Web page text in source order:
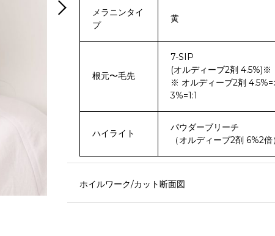
メラニンタイ
プ
黄
根元〜毛先
7-SIP
(オルディーブ2剤 4.5%)※
※ オルディーブ2剤
3%=1:1
ハイライト
パウダーブリーチ
（オルディーブ2剤 6%2倍）
ホイルワーク/カット断面図